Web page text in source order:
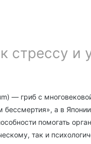
стрессу и
— гриб с
бессмертия», а в
помогать
так и